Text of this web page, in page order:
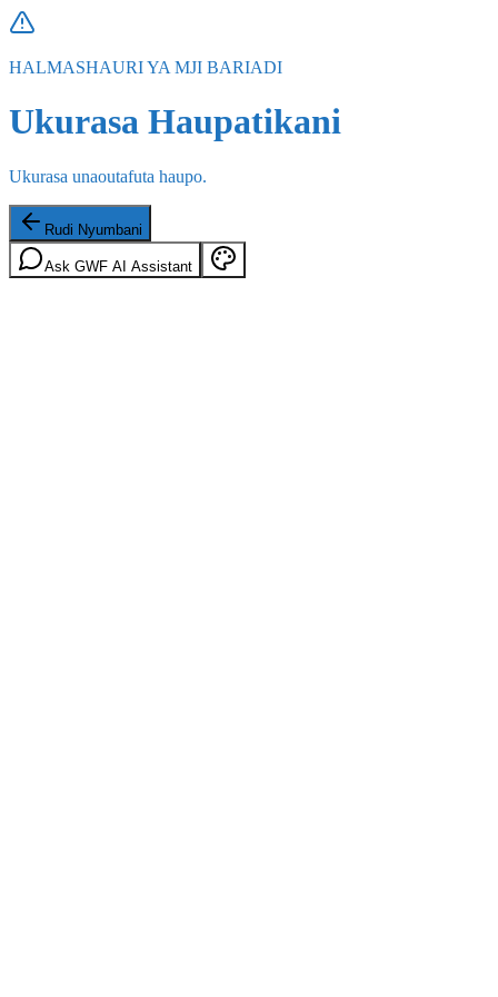
HALMASHAURI YA MJI BARIADI
Ukurasa Haupatikani
Ukurasa unaoutafuta haupo.
Rudi Nyumbani
Ask GWF AI Assistant